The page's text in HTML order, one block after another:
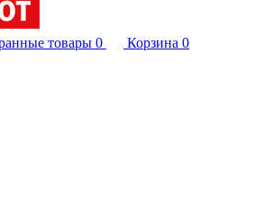
товары 0 Корзина 0